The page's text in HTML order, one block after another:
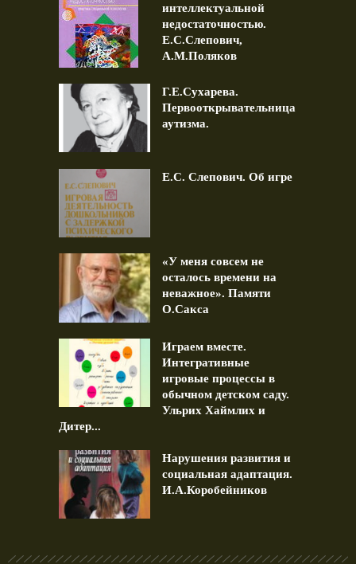
интеллектуальной
недостаточностью.
Е.С.Слепович,
А.М.Поляков
Г.Е.Сухарева.
Первооткрывательница
аутизма.
Е.С. Слепович. Об игре
«У меня совсем не
осталось времени на
неважное». Памяти
О.Сакса
Играем вместе.
Интегративные
игровые процессы в
обычном детском саду.
Ульрих Хаймлих и
Дитер...
Нарушения развития и
социальная адаптация.
И.А.Коробейников